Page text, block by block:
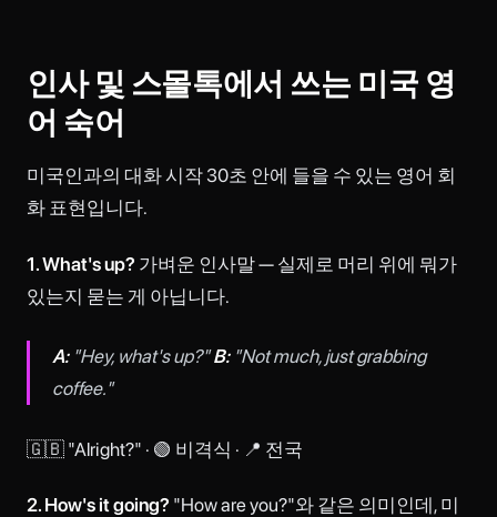
인사 및 스몰톡에서 쓰는 미국 영
어 숙어
미국인과의 대화 시작 30초 안에 들을 수 있는 영어 회
화 표현입니다.
1. What's up? 가벼운 인사말 — 실제로 머리 위에 뭐가
있는지 묻는 게 아닙니다.
A:"Hey, what's up?"B:"Not much, just grabbing
coffee."
🇬🇧 "Alright?" · 🟢 비격식 · 📍 전국
2. How's it going? "How are you?"와 같은 의미인데, 미